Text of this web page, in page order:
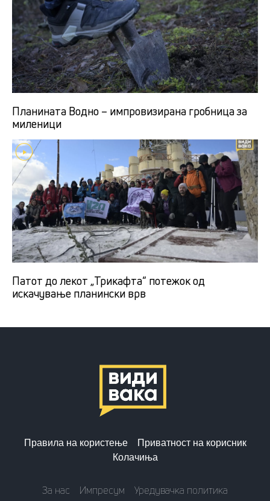
Планината Водно – импровизирана гробница за
миленици
Патот до лекот „Трикафта“ потежок од
искачување планински врв
Правила на користење
Приватност на корисник
Колачиња
За нас Импресум Уредувачка политика